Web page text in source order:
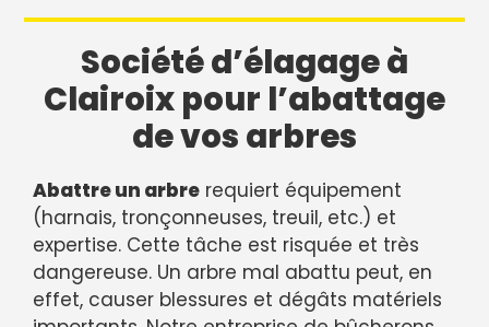
Société d’élagage à
Clairoix pour l’abattage
de vos arbres
Abattre un arbre requiert équipement
(harnais, tronçonneuses, treuil, etc.) et
expertise. Cette tâche est risquée et très
dangereuse. Un arbre mal abattu peut, en
effet, causer blessures et dégâts matériels